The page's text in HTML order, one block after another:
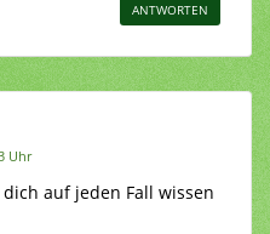
ANTWORTEN
Uhr
dich auf jeden Fall wissen